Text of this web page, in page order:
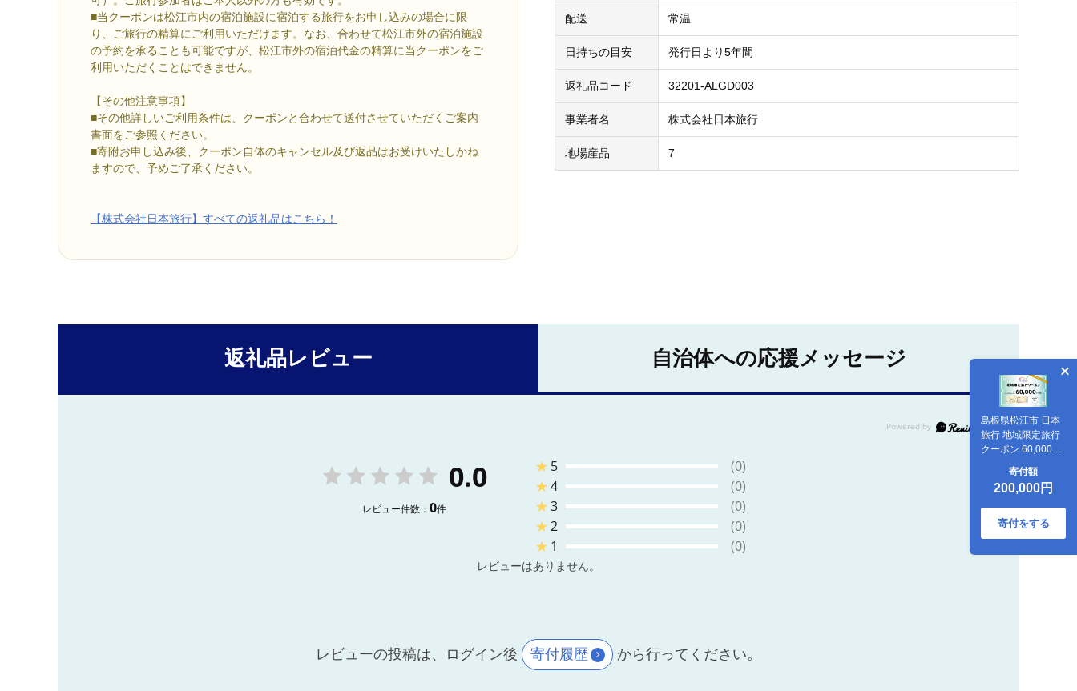
■当クーポンは松江市内の宿泊施設に宿泊する旅行をお申し込みの場合に限
り、ご旅行の精算にご利用いただけます。なお、合わせて松江市外の宿泊施設
の予約を承ることも可能ですが、松江市外の宿泊代金の精算に当クーポンをご
利用いただくことはできません。
【その他注意事項】
■その他詳しいご利用条件は、クーポンと合わせて送付させていただくご案内
書面をご参照ください。
■寄附お申し込み後、クーポン自体のキャンセル及び返品はお受けいたしかね
ますので、予めご了承ください。
【株式会社日本旅行】すべての返礼品はこちら！
島根県松江市 日本
旅行 地域限定旅行
クーポン 60,000円
式会社日本旅行
[ALGD003] 宿泊券
寄付額
200,000円
寄付をする
配送 常温
日持ちの目安 発行日より5年間
返礼品コード 32201-ALGD003
事業者名 株式会社日本旅行
地場産品 7
返礼品レビュー 自治体への応援メッセージ
0.0
レビュー件数： 0件
★ 5
(0)
★4
(0)
★3
(0)
★2
(0)
★ 1 (0)
レビューはありません。
レビューの投稿は、ログイン後 寄付履歴 から行ってください。